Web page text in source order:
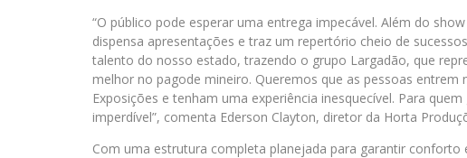
“O público pode esperar uma entrega impecável. Além do
dispensa apresentações e traz um repertório cheio de
talento do nosso estado, trazendo o grupo Largadão, que
melhor no pagode mineiro. Queremos que as pessoas entrem
Exposições e tenham uma experiência inesquecível. Para
imperdível”, comenta Ederson Clayton, diretor da Horta
Com uma estrutura completa planejada para garantir